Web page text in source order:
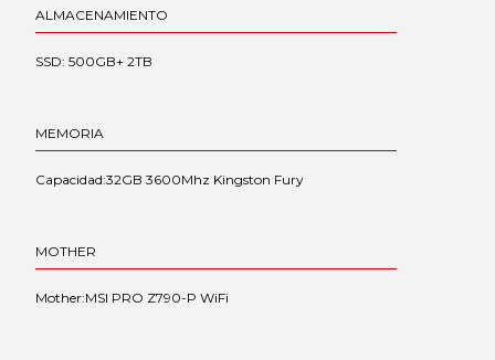
ALMACENAMIENTO
SSD: 500GB+ 2TB
MEMORIA
Capacidad:32GB 3600Mhz Kingston Fury
MOTHER
Mother:MSI PRO Z790-P WiFi